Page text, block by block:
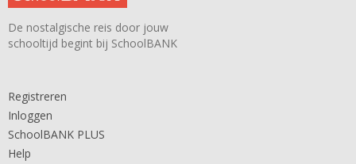
De nostalgische reis door jouw
schooltijd begint bij SchoolBANK
Registreren
Inloggen
SchoolBANK PLUS
Help